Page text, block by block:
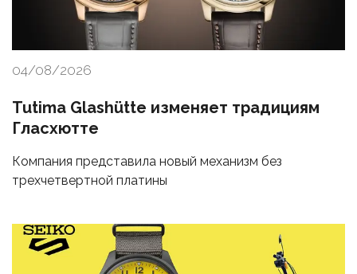
04/08/2026
Tutima Glashütte изменяет традициям
Гласхютте
Компания представила новый механизм без
трехчетвертной платины